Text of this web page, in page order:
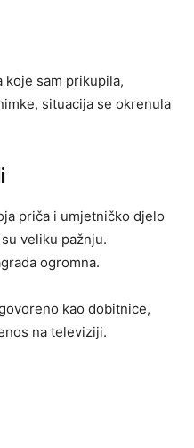
koje sam prikupila,
situacija se okrenula
priča i umjetničko djelo
veliku pažnju.
ogromna.
kao dobitnice,
na televiziji.